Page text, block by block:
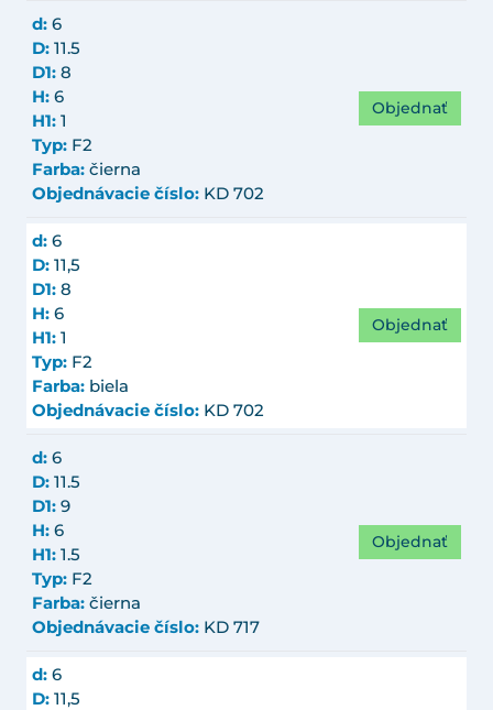
d: 6
D: 11.5
D1: 8
H: 6
H1: 1
Typ: F2
Farba: čierna
Objednávacie číslo: KD 702
Objednať
d: 6
D: 11,5
D1: 8
H: 6
H1: 1
Typ: F2
Farba: biela
Objednávacie číslo: KD 702
Objednať
d: 6
D: 11.5
D1: 9
H: 6
H1: 1.5
Typ: F2
Farba: čierna
Objednávacie číslo: KD 717
Objednať
d: 6
D: 11,5